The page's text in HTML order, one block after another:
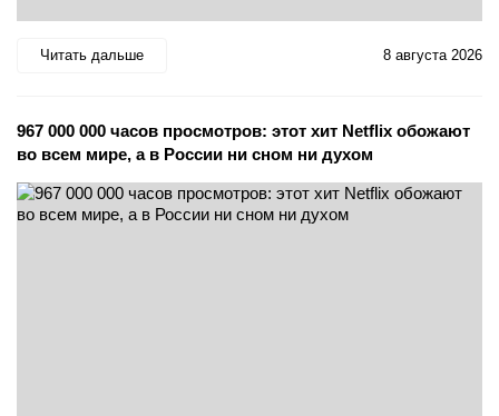
Читать дальше 8 августа 2026
967 000 000 часов просмотров: этот хит Netflix обожают
во всем мире, а в России ни сном ни духом